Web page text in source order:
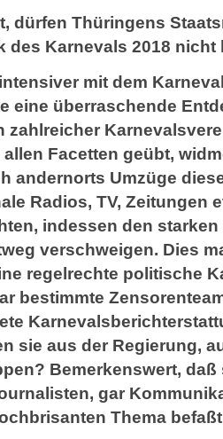
dürfen Thüringens
des Karnevals 2018
mit dem
eine überraschende
zahlreicher
Facetten geübt,
andernorts Umzüge
Radios, TV, Zeitungen
indessen den
verschweigen. Dies
regelrechte politische
bestimmte
sie aus der Regierung,
Bemerkenswert,
gar
Thema